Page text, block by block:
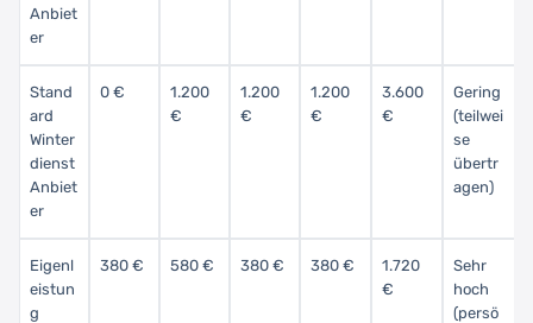
Anbiet
er
Stand
ard
Winter
dienst
Anbiet
er
0 €
1.200
€
1.200
€
1.200
€
3.600
€
Gering
(teilwei
se
übertr
agen)
Eigenl
eistun
g
380 € 580 € 380 € 380 €
1.720
€
Sehr
hoch
(persö